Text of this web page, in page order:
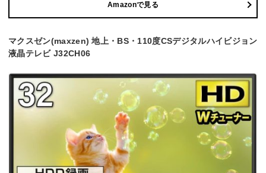
Amazonで見る
マクスゼン(maxzen) 地上・BS・110度CSデジタルハイビジョン
液晶テレビ J32CH06